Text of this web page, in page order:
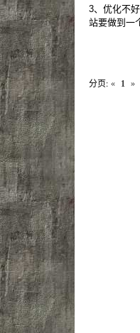
3、优化不
站要做到一
分页: « 1 »